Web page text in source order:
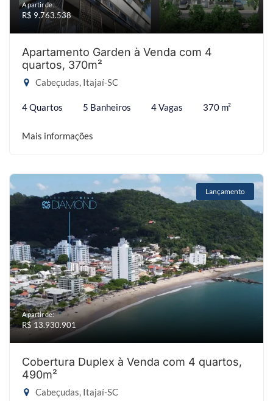
A partir de:
R$ 9.763.538
Apartamento Garden à Venda com 4
quartos, 370m²
Cabeçudas, Itajaí-SC
4 Quartos 5 Banheiros 4 Vagas 370 m²
Mais informações
Lançamento
A partir de:
R$ 13.930.901
Cobertura Duplex à Venda com 4 quartos,
490m²
Cabeçudas, Itajaí-SC